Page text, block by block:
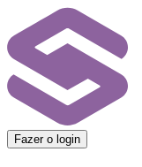
Fazer o login